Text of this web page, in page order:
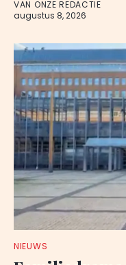
VAN ONZE REDACTIE
augustus 8, 2026
NIEUWS